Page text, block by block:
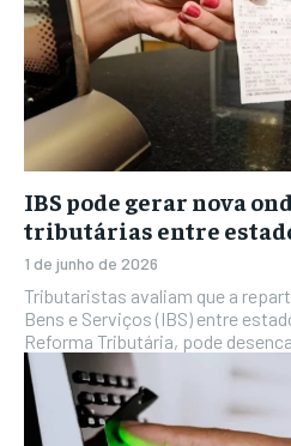
IBS pode gerar nova
tributárias entre
1 de junho de 2026
Tributaristas avaliam que a
Bens e Serviços (IBS) entre
Reforma Tributária, pode